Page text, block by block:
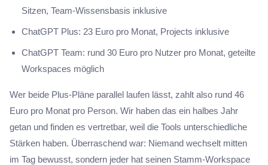
Sitzen, Team-Wissensbasis inklusive
ChatGPT Plus: 23 Euro pro Monat, Projects inklusive
ChatGPT Team: rund 30 Euro pro Nutzer pro Monat, geteilte
Workspaces möglich
Wer beide Plus-Pläne parallel laufen lässt, zahlt also rund 46
Euro pro Monat pro Person. Wir haben das ein halbes Jahr
getan und finden es vertretbar, weil die Tools unterschiedliche
Stärken haben. Überraschend war: Niemand wechselt mitten
im Tag bewusst, sondern jeder hat seinen Stamm-Workspace